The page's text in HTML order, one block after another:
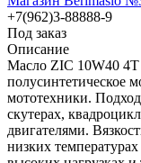
+7(962)3-88888-9
Под заказ
Описание
Масло ZIC 10W40
полусинтетическое
мототехники.
скутерах,
двигателями.
низких